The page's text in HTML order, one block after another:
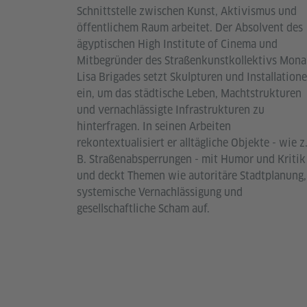
Schnittstelle zwischen Kunst, Aktivismus und
öffentlichem Raum arbeitet. Der Absolvent des
ägyptischen High Institute of Cinema und
Mitbegründer des Straßenkunstkollektivs Mona
Lisa Brigades setzt Skulpturen und
ein, um das städtische Leben, Machtstrukturen
und vernachlässigte Infrastrukturen zu
hinterfragen. In seinen Arbeiten
rekontextualisiert er alltägliche Objekte - wie z.
B. Straßenabsperrungen - mit Humor und Kritik
und deckt Themen wie autoritäre Stadtplanung,
systemische Vernachlässigung und
gesellschaftliche Scham auf.